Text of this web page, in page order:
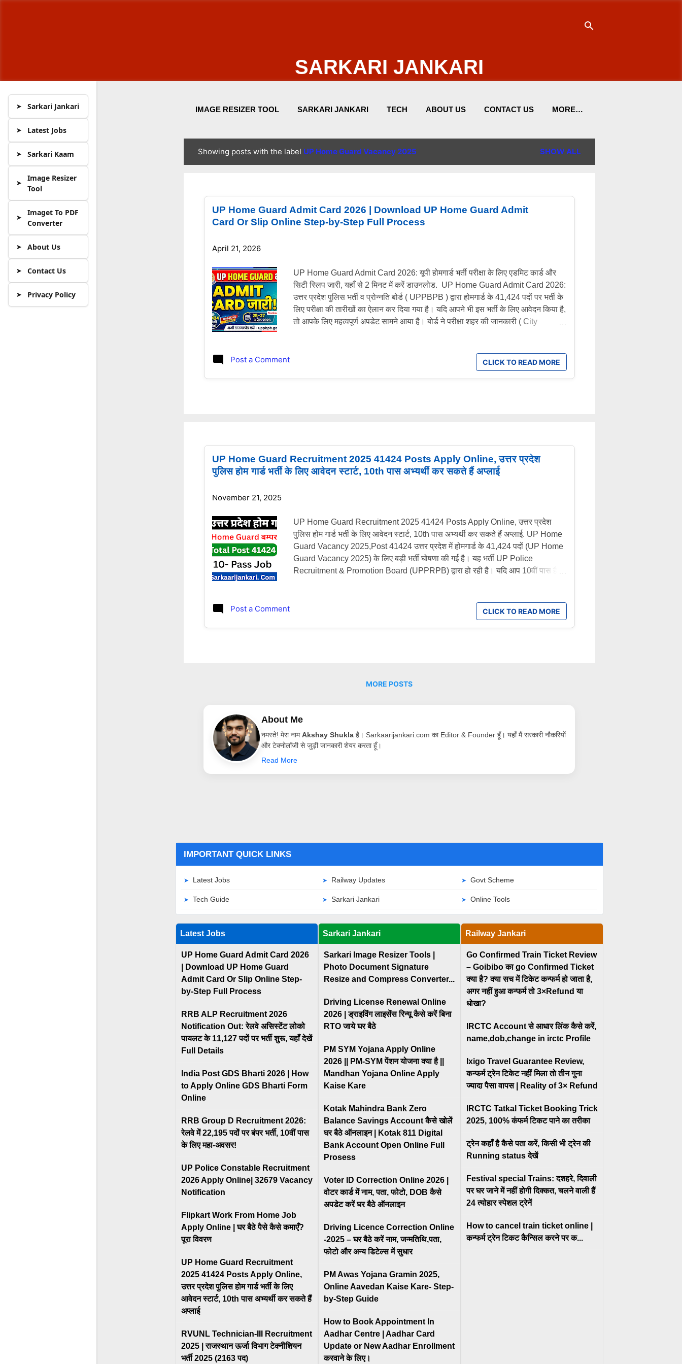
SARKARI JANKARI
IMAGE RESIZER TOOL SARKARI JANKARI TECH ABOUT US CONTACT US MORE…
Showing posts with the label UP Home Guard Vacancy 2025 SHOW ALL
UP Home Guard Admit Card 2026 | Download UP Home Guard Admit
Card Or Slip Online Step-by-Step Full Process
April 21, 2026
UP Home Guard Admit Card 2026: यूपी होमगार्ड भर्ती परीक्षा के लिए एडमिट कार्ड और
सिटी स्लिप जारी, यहाँ से 2 मिनट में करें डाउनलोड. UP Home Guard Admit Card 2026:
उत्तर प्रदेश पुलिस भर्ती व प्रोन्नति बोर्ड ( UPPBPB ) द्वारा होमगार्ड के 41,424 पदों पर भर्ती के
लिए परीक्षा की तारीखों का ऐलान कर दिया गया है। यदि आपने भी इस भर्ती के लिए आवेदन किया है,
तो आपके लिए महत्वपूर्ण अपडेट सामने आया है। बोर्ड ने परीक्षा शहर की जानकारी ( City
एडमिट कार्ड कैसे डाउनलोड कर सकते हैं और परीक्षा से जुड़े महत्वपूर्ण निर्देश क्या हैं। UP Home
Guard Exam 2026: मुख्य विवरण भर्ती बोर्ड उत्तर प्रदेश पुलिस भर्ती व प्रोन्नति बोर्ड (
Post a Comment CLICK TO READ MORE
UP Home Guard Recruitment 2025 41424 Posts Apply Online, उत्तर प्रदेश
पुलिस होम गार्ड भर्ती के लिए आवेदन स्टार्ट, 10th पास अभ्यर्थी कर सकते हैं अप्लाई
November 21, 2025
UP Home Guard Recruitment 2025 41424 Posts Apply Online, उत्तर प्रदेश
पुलिस होम गार्ड भर्ती के लिए आवेदन स्टार्ट, 10th पास अभ्यर्थी कर सकते हैं अप्लाई. UP Home
Guard Vacancy 2025,Post 41424 उत्तर प्रदेश में होमगार्ड के 41,424 पदों (UP Home
Guard Vacancy 2025) के लिए बड़ी भर्ती घोषणा की गई है। यह भर्ती UP Police
Recruitment & Promotion Board (UPPRPB) द्वारा हो रही है। यदि आप 10वीं पास हैं
17 दिसंबर 2025 योग्यता: कम-से-कम 10वीं पास (कुछ रिपोर्ट में 12वीं भी कहा गया है) आयु
सीमा: लगभग 18–30 वर्ष आवेदन माध्यम: सिर्फ ऑनलाइन, UPPRPB की आधिकारिक साइट
Post a Comment CLICK TO READ MORE
MORE POSTS
About Me
नमस्ते! मेरा नामAkshay Shukla है। Sarkaarijankari.com का Editor & Founder हूँ। यहाँ मैं सरकारी नौकरियों
और टेक्नोलॉजी से जुड़ी जानकारी शेयर करता हूँ।
Read More
IMPORTANT QUICK LINKS
Latest Jobs Railway Updates Govt Scheme
Tech Guide Sarkari Jankari Online Tools
Latest Jobs
UP Home Guard Admit Card 2026
| Download UP Home Guard
Admit Card Or Slip Online Step-
by-Step Full Process
RRB ALP Recruitment 2026
Notification Out: रेलवे असिस्टेंट लोको
पायलट के 11,127 पदों पर भर्ती शुरू, यहाँ देखें
Full Details
India Post GDS Bharti 2026 | How
to Apply Online GDS Bharti Form
Online
RRB Group D Recruitment 2026:
रेलवे में 22,195 पदों पर बंपर भर्ती, 10वीं पास
के लिए महा-अवसर!
UP Police Constable Recruitment
2026 Apply Online| 32679 Vacancy
Notification
Flipkart Work From Home Job
Apply Online | घर बैठे पैसे कैसे कमाएँ?
पूरा विवरण
UP Home Guard Recruitment
2025 41424 Posts Apply Online,
उत्तर प्रदेश पुलिस होम गार्ड भर्ती के लिए
आवेदन स्टार्ट, 10th पास अभ्यर्थी कर सकते हैं
अप्लाई
RVUNL Technician-III Recruitment
2025 | राजस्थान ऊर्जा विभाग टेक्नीशियन
भर्ती 2025 (2163 पद)
Sarkari Jankari
Sarkari Image Resizer Tools |
Photo Document Signature
Resize and Compress Converter...
Driving License Renewal Online
2026 | ड्राइविंग लाइसेंस रिन्यू कैसे करें बिना
RTO जाये घर बैठे
PM SYM Yojana Apply Online
2026 || PM-SYM पेंशन योजना क्या है ||
Mandhan Yojana Online Apply
Kaise Kare
Kotak Mahindra Bank Zero
Balance Savings Account कैसे खोलें
घर बैठे ऑनलाइन | Kotak 811 Digital
Bank Account Open Online Full
Prosess
Voter ID Correction Online 2026 |
वोटर कार्ड में नाम, पता, फोटो, DOB कैसे
अपडेट करें घर बैठे ऑनलाइन
Driving Licence Correction Online
-2025 – घर बैठे करें नाम, जन्मतिथि,पता,
फोटो और अन्य डिटेल्स में सुधार
PM Awas Yojana Gramin 2025,
Online Aavedan Kaise Kare- Step-
by-Step Guide
How to Book Appointment In
Aadhar Centre | Aadhar Card
Update or New Aadhar Enrollment
करवाने के लिए।
Railway Jankari
Go Confirmed Train Ticket Review
– Goibibo का go Confirmed Ticket
क्या है? क्या सच में टिकेट कन्फर्म हो जाता है,
अगर नहीं हुआ कन्फर्म तो 3×Refund या
धोखा?
IRCTC Account से आधार लिंक कैसे करें,
name,dob,change in irctc Profile
Ixigo Travel Guarantee Review,
कन्फर्म ट्रेन टिकेट नहीं मिला तो तीन गुना
ज्यादा पैसा वापस | Reality of 3× Refund
IRCTC Tatkal Ticket Booking Trick
2025, 100% कंफर्म टिकट पाने का तरीका
ट्रेन कहाँ है कैसे पता करें, किसी भी ट्रेन की
Running status देखें
Festival special Trains: दशहरे, दिवाली
पर घर जाने में नहीं होगी दिक्कत, चलने वाली हैं
24 त्योहार स्पेशल ट्रेनें
How to cancel train ticket online |
कन्फर्म ट्रेन टिकट कैन्सिल करने पर क...
Sarkari Jankari
Latest Jobs
Sarkari Kaam
Image Resizer
Tool
Imaget To PDF
Converter
About Us
Contact Us
Privacy Policy